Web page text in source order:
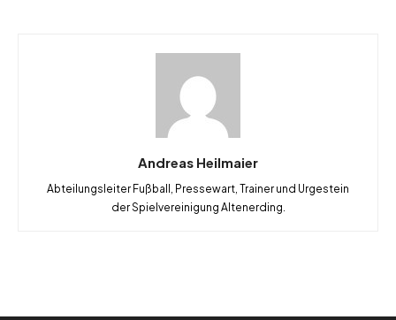
Andreas Heilmaier
Abteilungsleiter Fußball, Pressewart, Trainer und Urgestein
der Spielvereinigung Altenerding.